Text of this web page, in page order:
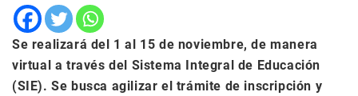
Se realizará del 1 al 15 de noviembre, de manera
virtual a través del Sistema Integral de Educación
(SIE). Se busca agilizar el trámite de inscripción y